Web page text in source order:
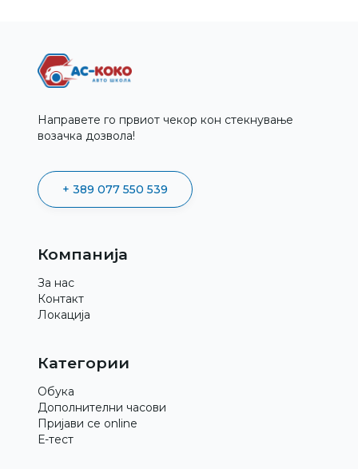
Направете го првиот чекор кон стекнување
возачка дозвола!
+ 389 077 550 539
Компанија
За нас
Контакт
Локација
Категории
Обука
Дополнителни часови
Пријави се online
Е-тест